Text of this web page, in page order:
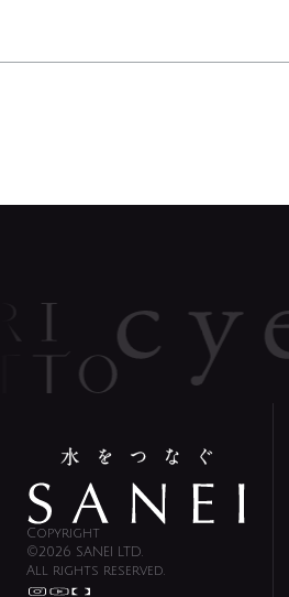
Copyright
©2026 SANEI LTD.
All rights reserved.